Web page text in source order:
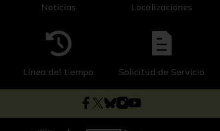
Noticias Localizaciones
Línea del tiempo Solicitud de Servicio